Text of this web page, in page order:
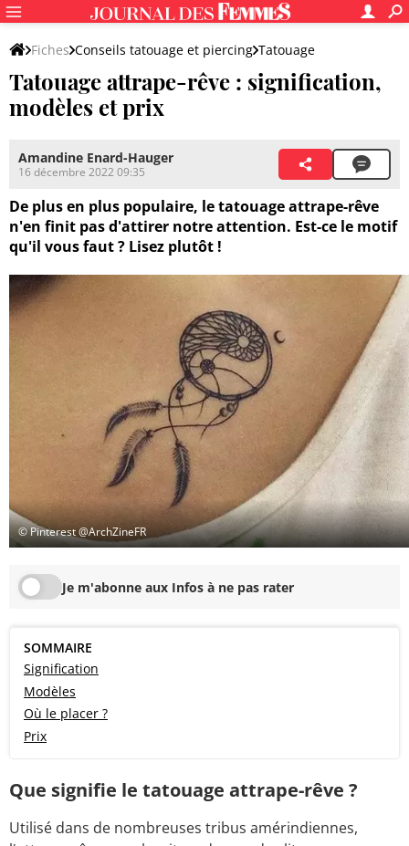
Fiches Conseils tatouage et piercing Tatouage
Modèle de tatouage
Tatouage attrape-rêve : signification,
modèles et prix
Amandine Enard-Hauger
16 décembre 2022 09:35
De plus en plus populaire, le tatouage attrape-rêve
n'en finit pas d'attirer notre attention. Est-ce le motif
qu'il vous faut ? Lisez plutôt !
© Pinterest @ArchZineFR
Je m'abonne aux Infos à ne pas rater
SOMMAIRE
Signification
Modèles
Où le placer ?
Prix
Que signifie le tatouage attrape-rêve ?
Utilisé dans de nombreuses tribus amérindiennes,